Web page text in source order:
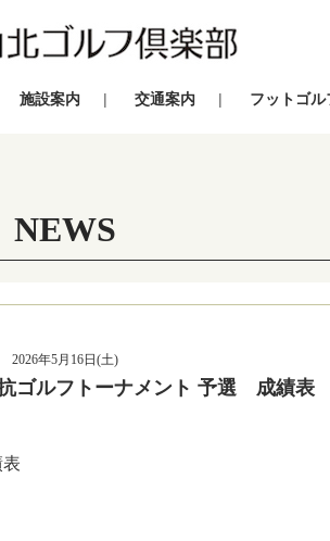
施設案内 交通案内 フットゴル
NEWS
2026年5月16日(土)
ゴルフトーナメント 予選 成績表